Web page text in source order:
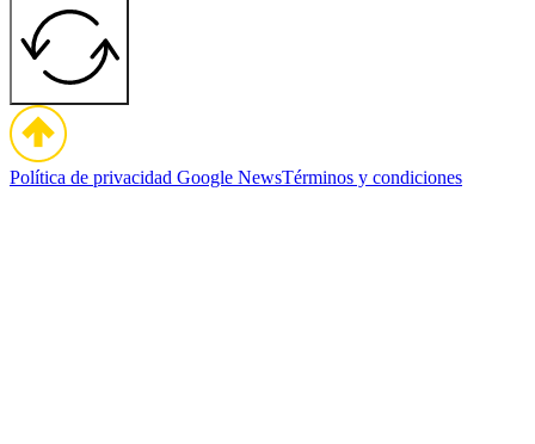
Política de privacidad Google NewsTérminos y condiciones